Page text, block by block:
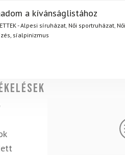
a választásában? Semmi gond – a
indoklás nélkül.Mik a
a kívánságlistához
- Alpesi síruházat, Női sportruházat,
síalpinizmus